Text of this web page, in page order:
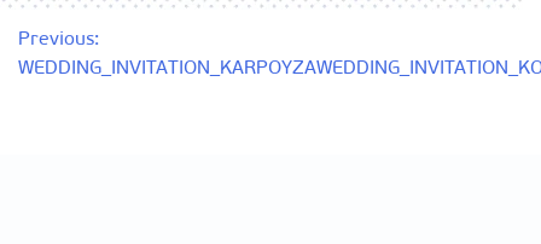
Πλοήγηση
Previous:
WEDDING_INVITATION_KARPOYZA